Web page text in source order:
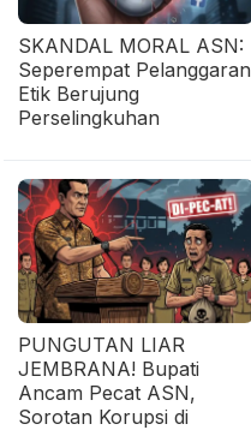
SKANDAL MORAL ASN:
Seperempat Pelanggaran
Etik Berujung
Perselingkuhan
PUNGUTAN LIAR
JEMBRANA! Bupati
Ancam Pecat ASN,
Sorotan Korupsi di